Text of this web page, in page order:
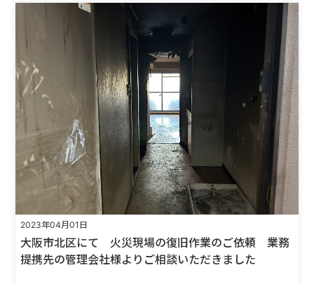
2023年04月01日
大阪市北区にて 火災現場の復旧作業のご依頼 業務
提携先の管理会社様よりご相談いただきました